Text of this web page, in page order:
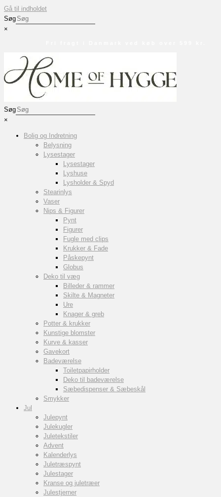
Gå til indholdet
Søg
×
Søg
×
Bolig og Indretning
Belysning
Lysestager
Lysestager
Lyshuse
Lysholder & Spyd
Stearinlys
Vaser
Nips & Figurer
Pynt
Figurer
Fugle med clips
Krukker & Fade
Påskepynt
Globus
Deko til væg
Billeder & rammer
Skilte & Magneter
Ure
Knager & greb
Potter & krukker
Kunstige blomster
Kurve & kasser
Gavekort
Badeværelse
Toiletpapirholder
Deko til badeværelse
Sæbedispenser & Sæbeskål
Smykker
Jul
Julepynt
Julekugler
Juletekstiler
Advent
Kalenderlys
Juletræspynt
Julestager
Kranse og juletræer
Julestjerner